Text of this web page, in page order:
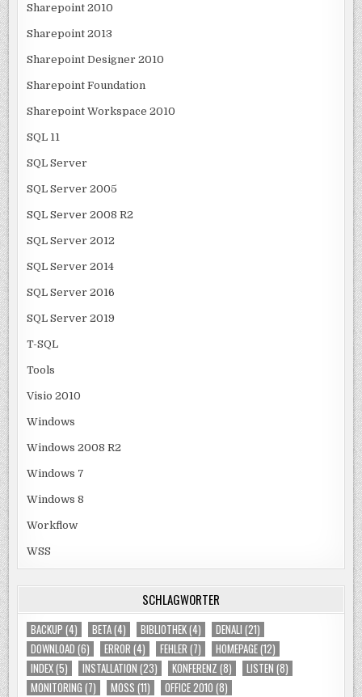
Sharepoint 2010
Sharepoint 2013
Sharepoint Designer 2010
Sharepoint Foundation
Sharepoint Workspace 2010
SQL 11
SQL Server
SQL Server 2005
SQL Server 2008 R2
SQL Server 2012
SQL Server 2014
SQL Server 2016
SQL Server 2019
T-SQL
Tools
Visio 2010
Windows
Windows 2008 R2
Windows 7
Windows 8
Workflow
WSS
SCHLAGWÖRTER
BACKUP (4) BETA(4) BIBLIOTHEK(4) DENALI (21)
DOWNLOAD (6) ERROR (4) FEHLER (7) HOMEPAGE(12)
INDEX(5) INSTALLATION (23) KONFERENZ (8) LISTEN (8)
MONITORING (7) MOSS (11) OFFICE 2010 (8)